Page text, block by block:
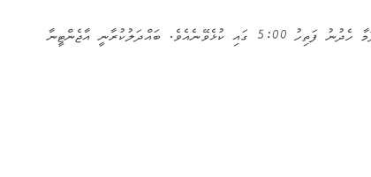
މިމުބާރާތުގެ ދެވަނަ ސެމީ ފައިނަލް މާދަމާ ހެދުނު ފަތިހު 5:00 ގައި ކުޅެވޭނެއެވެ. ބައްދަލުކުރާނީ އާޖެންޓީނާ